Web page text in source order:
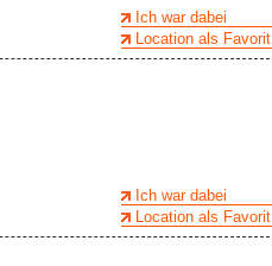
Ich war dabei
Location als Favorit
Ich war dabei
Location als Favorit